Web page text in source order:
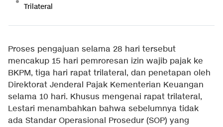
Trilateral
Proses pengajuan selama 28 hari tersebut
mencakup 15 hari pemroresan izin wajib pajak ke
BKPM, tiga hari rapat trilateral, dan penetapan oleh
Direktorat Jenderal Pajak Kementerian Keuangan
selama 10 hari. Khusus mengenai rapat trilateral,
Lestari menambahkan bahwa sebelumnya tidak
ada Standar Operasional Prosedur (SOP) yang